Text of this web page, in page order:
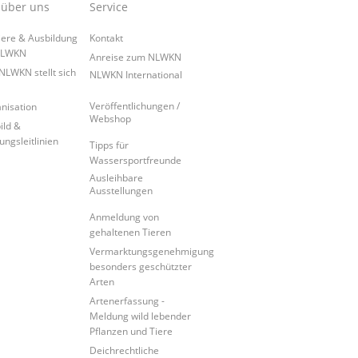
uns
& Ausbildung
stellt sich
&
Service
Kontakt
Anreise zum NLWKN
NLWKN International
Veröffentlichungen /
Webshop
Tipps für
Wassersportfreunde
Ausleihbare
Ausstellungen
Anmeldung von
gehaltenen Tieren
Vermarktungsgenehmigung
besonders geschützter
Arten
Artenerfassung -
Meldung wild lebender
Pflanzen und Tiere
Deichrechtliche